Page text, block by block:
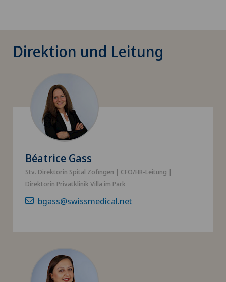
Direktion und Leitung
Béatrice Gass
Stv. Direktorin Spital Zofingen | CFO/HR-Leitung |
Direktorin Privatklinik Villa im Park
bgass@swissmedical.net